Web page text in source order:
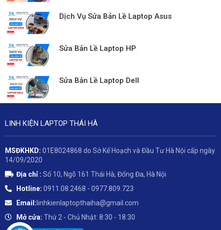
Dịch Vụ Sửa Bản Lề Laptop Asus
Sửa Bản Lề Laptop HP
Sửa Bản Lề Laptop Dell
LINH KIỆN LAPTOP THÁI HÀ
MSĐKHKD: 01E8024868 do Sở Kế Hoạch và Đầu Tư Hà Nội cấp ngày
14/09/2020
Địa chỉ : Số 10, Ngõ 161 Thái Hà, Đống Đa, Hà Nội
Hotline: 0911.08.2468 - 0977.809.723
Email: linhkienlaptopthaiha@gmail.com
Mở cửa: Thứ 2 - Chủ Nhật: 8:30 - 18:30